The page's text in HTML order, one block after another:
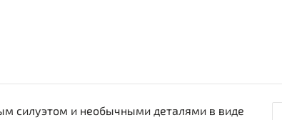
силуэтом и необычными деталями в виде